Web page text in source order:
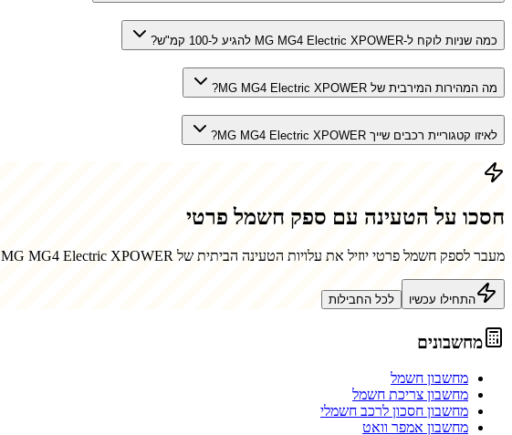
כמה שניות לוקח ל-MG MG4 Electric XPOWER להגיע ל-100 קמ"ש?
מה המהירות המירבית של MG MG4 Electric XPOWER?
לאיזו קטגוריית רכבים שייך MG MG4 Electric XPOWER?
חסכו על הטעינה עם ספק חשמל פרטי
מעבר לספק חשמל פרטי יוזיל את עלויות הטעינה הביתית של MG MG4 Electric XPOWER
התחילו עכשיו לכל החבילות
מחשבונים
מחשבון חשמל
מחשבון צריכת חשמל
מחשבון חסכון לרכב חשמלי
מחשבון אמפר וואט